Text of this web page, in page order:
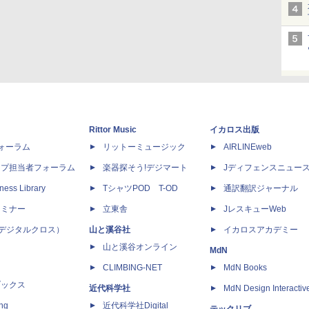
ーラム
担当者フォーラム
Library
ナー
ジタルクロス）
クス
Rittor Music
リットーミュージック
楽器探そう!デジマート
TシャツPOD T-OD
立東舎
山と溪谷社
山と溪谷オンライン
CLIMBING-NET
近代科学社
近代科学社Digital
イカロス出版
AIRLINEweb
Jディフェンスニュー
通訳翻訳ジャーナル
JレスキューWeb
イカロスアカデミー
MdN
MdN Books
MdN Design